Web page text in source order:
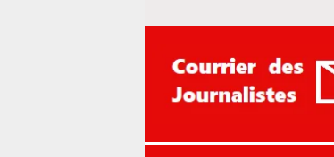
journalistes